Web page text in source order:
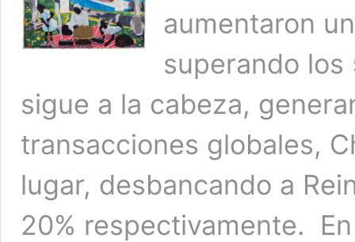
aumentaron
superando los
sigue a la cabeza,
transacciones globales,
lugar, desbancando a
20% respectivamente.